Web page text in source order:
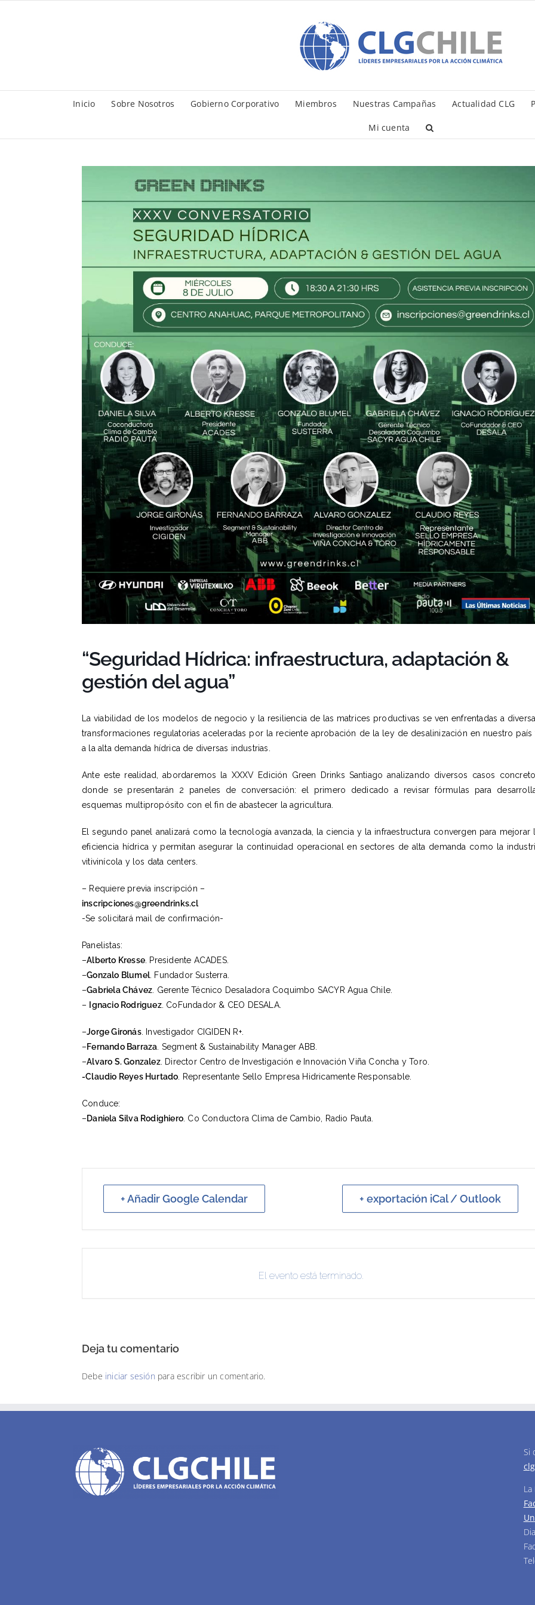
Inicio Sobre Nosotros Gobierno Corporativo Miembros Nuestras Campañas Actualidad CLG
Mi cuenta
“Seguridad Hídrica: infraestructura, adaptación &
gestión del agua”
La viabilidad de los modelos de negocio y la resiliencia de las matrices productivas se ven enfrentadas a
transformaciones regulatorias aceleradas por la reciente aprobación de la leyde desalinización en nuestro país
a la alta demanda hídrica de diversas industrias.
Ante este realidad, abordaremos la XXXV Edición Green Drinks Santiago analizando diversos casos
donde se presentarán 2 paneles de conversación: el primero dedicado a revisar fórmulas para
esquemas multipropósito con el fin de abastecer la agricultura.
El segundo panel analizará como la tecnología avanzada, la ciencia y la infraestructura convergen para mejorar
eficiencia hídrica y permitan asegurar la continuidad operacional en sectores de alta demanda como la
vitivinícola y los data centers.
– Requiere previa inscripción –
inscripciones@greendrinks.cl
-Se solicitará mail de confirmación-
Panelistas:
–Alberto Kresse. Presidente ACADES.
–Gonzalo Blumel. Fundador Susterra.
–Gabriela Chávez. Gerente Técnico Desaladora Coquimbo SACYR Agua Chile.
–
Ignacio Rodriguez. CoFundador & CEO DESALA.
–Jorge Gironás. Investigador CIGIDEN R+.
–Fernando Barraza. Segment & Sustainability ManagerABB.
–Alvaro S. Gonzalez. Director Centro de Investigación e InnovaciónViña Concha y Toro.
-Claudio Reyes Hurtado. Representante Sello Empresa Hidricamente Responsable.
Conduce:
–Daniela Silva Rodighiero. Co Conductora Clima de Cambio, Radio Pauta.
+ Añadir Google Calendar + exportación iCal / Outlook
El evento está terminado.
Deja tu comentario
Debe iniciar sesión para escribir un comentario.
Si